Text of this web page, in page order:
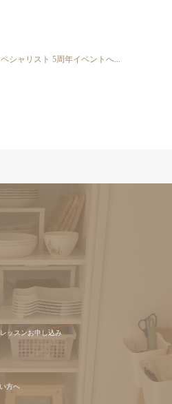
シャリスト 5周年イベントへ...
ッスンお申し込み
方へ